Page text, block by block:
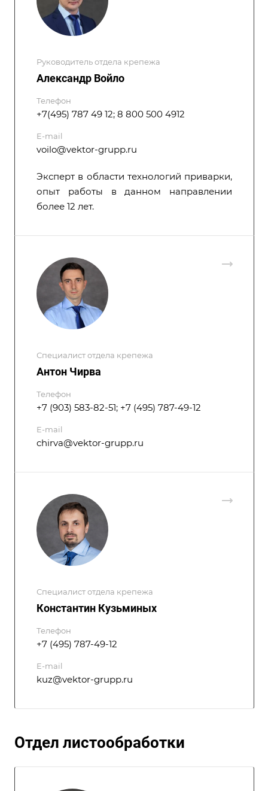
Руководитель отдела крепежа
Александр Войло
Телефон
+7(495) 787 49 12; 8 800 500 4912
E-mail
voilo@vektor-grupp.ru
Эксперт в области технологий приварки,
опыт работы в данном направлении
более 12 лет.
Специалист отдела крепежа
Антон Чирва
Телефон
+7 (903) 583-82-51; +7 (495) 787-49-12
E-mail
chirva@vektor-grupp.ru
Специалист отдела крепежа
Константин Кузьминых
Телефон
+7 (495) 787-49-12
E-mail
kuz@vektor-grupp.ru
Отдел листообработки